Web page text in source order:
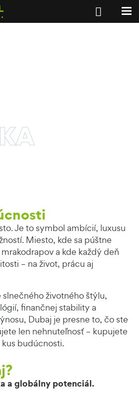
Je to symbol ambícií, luxusu
Miesto, kde sa púštne
a kde každý deň
– na život, prácu aj
životného štýlu,
finančnej stability a
Dubaj je presne to, čo ste
len nehnuteľnosť – kupujete
budúcnosti.
a globálny potenciál.